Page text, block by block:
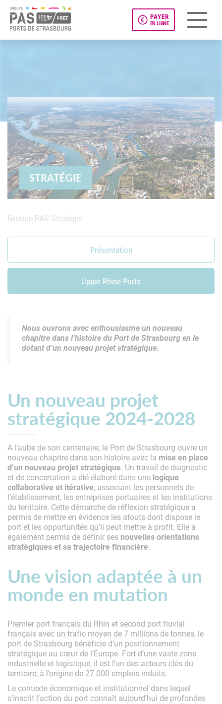
PAYER
EN LIGNE
STRATÉGIE
Groupe PAS Stratégie
Présentation
Upper Rhine Ports
Nous ouvrons avec enthousiasme un nouveau
chapitre dans l’histoire du Port de Strasbourg en le
dotant d’un nouveau projet stratégique.
Un nouveau projet
stratégique 2024-2028
A l’aube de son centenaire, le Port de Strasbourg ouvre un
nouveau chapitre dans son histoire avec la mise en place
d’un nouveau projet stratégique. Un travail de diagnostic
et de concertation a été élaboré dans une logique
collaborative et itérative, associant les personnels de
l’établissement, les entreprises portuaires et les institutions
du territoire. Cette démarche de réflexion stratégique a
permis de mettre en évidence les atouts dont dispose le
port et les opportunités qu’il peut mettre à profit. Elle a
également permis de définir ses nouvelles orientations
stratégiques et sa trajectoire financière.
Une vision adaptée à un
monde en mutation
Premier port français du Rhin et second port fluvial
français avec un trafic moyen de 7 millions de tonnes, le
port de Strasbourg bénéficie d’un positionnement
stratégique au cœur de l’Europe. Fort d’une vaste zone
industrielle et logistique, il est l’un des acteurs clés du
territoire, à l’origine de 27 000 emplois induits.
Le contexte économique et institutionnel dans lequel
s’inscrit l’action du port connaît aujourd’hui de profondes